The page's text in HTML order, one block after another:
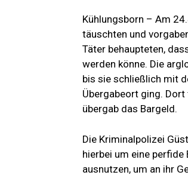
Kühlungsborn – Am
täuschten und
Täter behaupteten,
werden könne. Die
bis sie schließlich mit
Übergabeort ging.
übergab das Bargeld.
Die Kriminalpolizei
hierbei um eine
ausnutzen, um an ihr